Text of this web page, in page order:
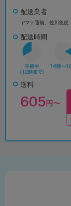
配送業者
ヤマト運輸、佐川急便
配送時間
送料